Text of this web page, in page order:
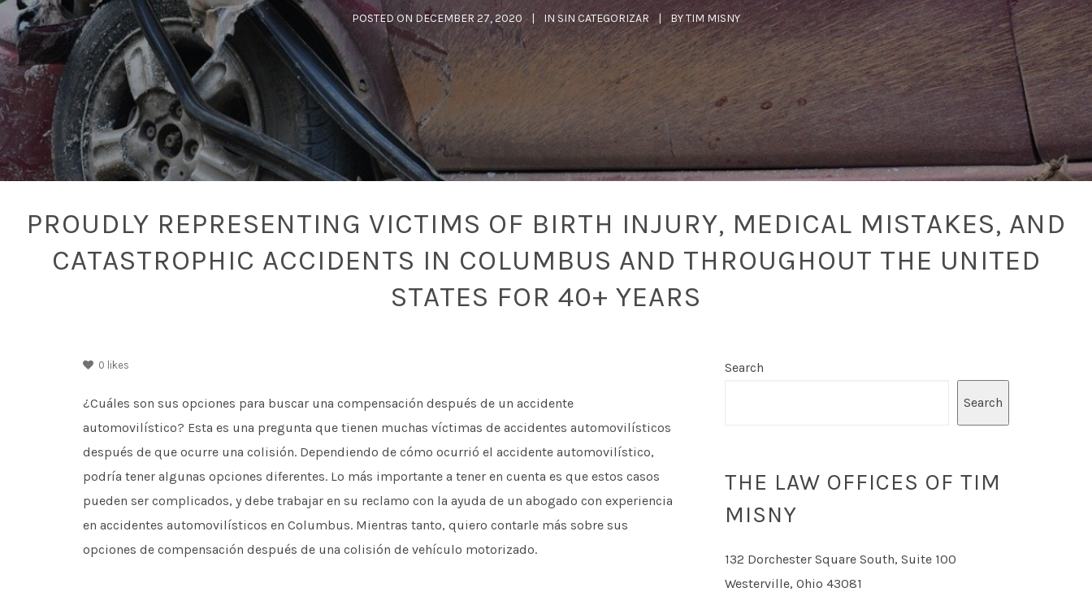
POSTED ON DECEMBER 27, 2020 INSIN CATEGORIZAR BYTIM MISNY
PROUDLY REPRESENTING VICTIMS OF BIRTH INJURY, MEDICAL MISTAKES, AND
CATASTROPHIC ACCIDENTS IN COLUMBUS AND THROUGHOUT THE UNITED
STATES FOR 40+ YEARS
0 likes
¿Cuáles son sus opciones para buscar una compensación después de un accidente
automovilístico? Esta es una pregunta que tienen muchas víctimas de accidentes automovilísticos
después de que ocurre una colisión. Dependiendo de cómo ocurrió el accidente automovilístico,
podría tener algunas opciones diferentes. Lo más importante a tener en cuenta es que estos casos
pueden ser complicados, y debe trabajar en su reclamo con la ayuda de un abogado con experiencia
en accidentes automovilísticos en Columbus. Mientras tanto, quiero contarle más sobre sus
opciones de compensación después de una colisión de vehículo motorizado.
Search
Search
THE LAW OFFICES OF TIM
MISNY
132 Dorchester Square South, Suite 100
Westerville, Ohio 43081